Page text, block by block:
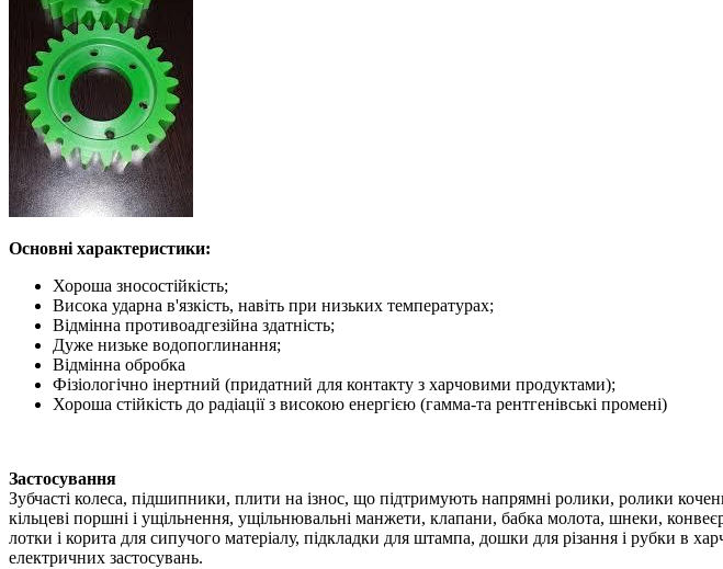
Основні характеристики:
Хороша зносостійкість;
Висока ударна в'язкість, навіть при низьких температурах;
Відмінна противоадгезійна здатність;
Дуже низьке водопоглинання;
Відмінна обробка
Фізіологічно інертний (придатний для контакту з харчовими продуктами);
Хороша стійкість до радіації з високою енергією (гамма-та рентгенівські промені)
Застосування
Зубчасті колеса, підшипники, плити на ізнос, що підтримують напрямні ролики, ролики
кільцеві поршні і ущільнення, ущільнювальні манжети, клапани, бабка молота, шнеки,
лотки і корита для сипучого матеріалу, підкладки для штампа, дошки для різання і рубки в
електричних застосувань.